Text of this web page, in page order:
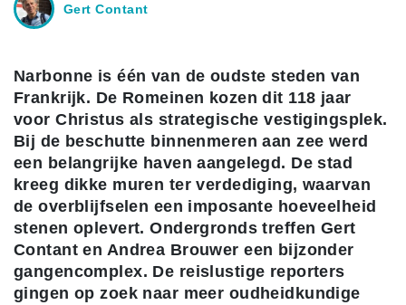
Gert Contant
Narbonne is één van de oudste steden van
Frankrijk. De Romeinen kozen dit 118 jaar
voor Christus als strategische vestigingsplek.
Bij de beschutte binnenmeren aan zee werd
een belangrijke haven aangelegd. De stad
kreeg dikke muren ter verdediging, waarvan
de overblijfselen een imposante hoeveelheid
stenen oplevert. Ondergronds treffen Gert
Contant en Andrea Brouwer een bijzonder
gangencomplex. De reislustige reporters
gingen op zoek naar meer oudheidkundige